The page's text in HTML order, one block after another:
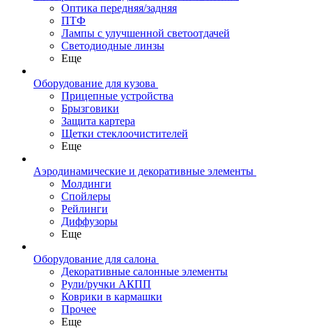
Оптика передняя/задняя
ПТФ
Лампы с улучшенной светоотдачей
Светодиодные линзы
Еще
Оборудование для кузова
Прицепные устройства
Брызговики
Защита картера
Щетки стеклоочистителей
Еще
Аэродинамические и декоративные элементы
Молдинги
Спойлеры
Рейлинги
Диффузоры
Еще
Оборудование для салона
Декоративные салонные элементы
Рули/ручки АКПП
Коврики в кармашки
Прочее
Еще